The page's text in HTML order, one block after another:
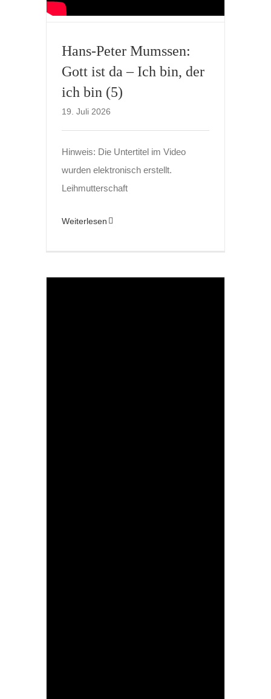
Hans-Peter Mumssen:
Gott ist da – Ich bin, der
ich bin (5)
19. Juli 2026
Hinweis: Die Untertitel im Video
wurden elektronisch erstellt.
Leihmutterschaft
Weiterlesen